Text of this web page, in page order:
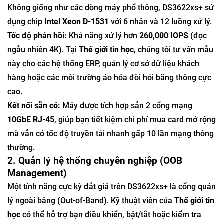
Không giống như các dòng máy phổ thông, DS3622xs+ sử
dụng chip Intel Xeon D-1531 với 6 nhân và 12 luồng xử lý.
Tốc độ phản hồi: Khả năng xử lý hơn 260,000 IOPS (đọc
ngẫu nhiên 4K). Tại Thế giới tin học, chúng tôi tư vấn mẫu
này cho các hệ thống ERP, quản lý cơ sở dữ liệu khách
hàng hoặc các môi trường ảo hóa đòi hỏi băng thông cực
cao.
Kết nối sẵn có: Máy được tích hợp sẵn 2 cổng mạng
10GbE RJ-45, giúp bạn tiết kiệm chi phí mua card mở rộng
mà vẫn có tốc độ truyền tải nhanh gấp 10 lần mạng thông
thường.
2. Quản lý hệ thống chuyên nghiệp (OOB
Management)
Một tính năng cực kỳ đắt giá trên DS3622xs+ là cổng quản
lý ngoài băng (Out-of-Band). Kỹ thuật viên của Thế giới tin
học có thể hỗ trợ bạn điều khiển, bật/tắt hoặc kiểm tra